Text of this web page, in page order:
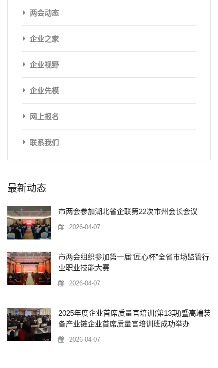
两会动态
企业之家
企业视野
企业先模
网上报名
联系我们
最新动态
市两会参加湖北省企联第22次市州会长会议
2026-04-07
市两会组织参加第一届“匠心杯”全省市场监管行
业职业技能大赛
2026-04-07
2025年度企业首席质量官培训(第13期)暨高端装
备产业链企业首席质量官培训班成功举办
2026-04-07